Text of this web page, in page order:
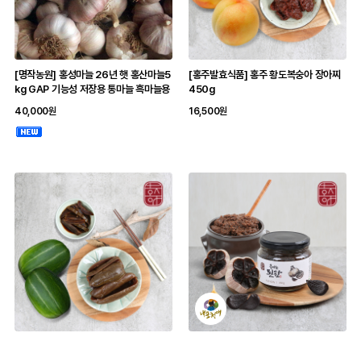
[명작농원] 홍성마늘 26년 햇 홍산마늘5
kg GAP 기능성 저장용 통마늘 흑마늘용
40,000원
[홍주발효식품] 홍주 황도복숭아 장아찌
450g
16,500원